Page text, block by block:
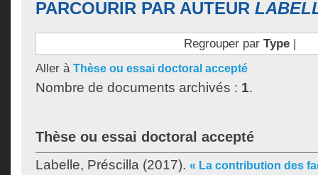
PARCOURIR PAR AUTEUR
Regrouper par Type|
Aller à Thèse ou essai doctoral accepté
Nombre de documents archivés : 1.
Thèse ou essai doctoral accepté
Labelle, Préscilla (2017). « La contribution des